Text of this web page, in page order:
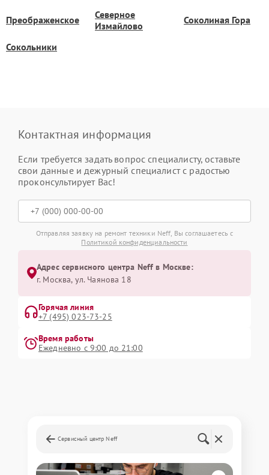
Преображенское
Северное
Измайлово
Соколиная Гора
Сокольники
Контактная информация
Если требуется задать вопрос специалисту, оставьте
свои данные и дежурный специалист с радостью
проконсультирует Вас!
Отправляя заявку на ремонт техники Neff, Вы соглашаетесь с
Политикой конфиденциальности
Адрес сервисного центра Neff в Москве:
г. Москва, ул. Чаянова 18
Горячая линия
+7 (495) 023-73-25
Время работы
Ежедневно с 9:00 до 21:00
Сервисный центр Neff